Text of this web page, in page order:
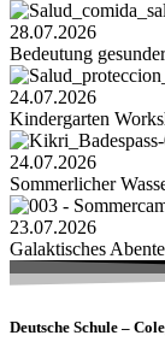
28.07.2026
Bedeutung
24.07.2026
Kindergarten
24.07.2026
Sommerlicher
23.07.2026
Galaktisches
Deutsche Schule –